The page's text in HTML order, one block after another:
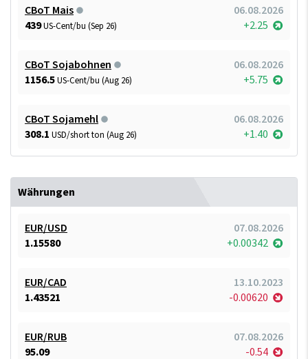
CBoT Mais
06.08.2026
439US-Cent/bu (Sep 26) +2.25
CBoT Sojabohnen
06.08.2026
1156.5US-Cent/bu (Aug 26) +5.75
CBoT Sojamehl
06.08.2026
308.1 USD/short ton (Aug 26) +1.40
Währungen
EUR/USD
07.08.2026
1.15580
+0.00342
EUR/CAD
13.10.2023
1.43521
-0.00620
EUR/RUB
07.08.2026
95.09
-0.54